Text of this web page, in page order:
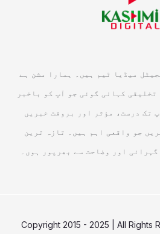
میڈیا ٹیم ہیں۔ ہمارا مشن ہے
کہانی گوئی جو آپ کو باخبر
تک درست، مؤثر اور بروقت خبریں
جو واقعی اہم ہیں۔ تازہ ترین
اور وضاحت سے بھرپور ہوں۔
© Copyright 2015 - 2025 | All